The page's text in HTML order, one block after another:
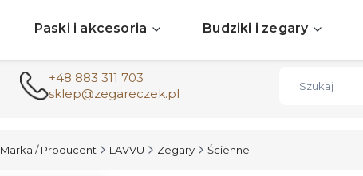
+48 883 311 703
sklep@zegareczek.pl
Paski i akcesoria Budziki i zegary
Marka / Producent LAVVU Zegary Ścienne